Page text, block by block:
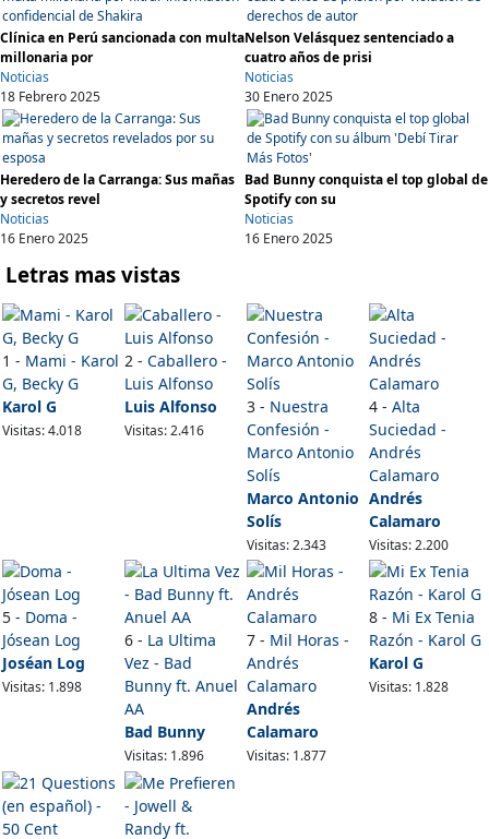
Clínica en Perú sancionada con multa
millonaria por
Noticias
18 Febrero 2025
Nelson Velásquez sentenciado a
cuatro años de prisi
Noticias
30 Enero 2025
Heredero de la Carranga: Sus mañas
y secretos revel
Noticias
16 Enero 2025
Bad Bunny conquista el top global de
Spotify con su
Noticias
16 Enero 2025
Letras mas vistas
1 - Mami - Karol
G, Becky G
Karol G
Visitas: 4.018
2 -Caballero -
Luis Alfonso
Luis Alfonso
Visitas: 2.416
3 - Nuestra
Confesión -
Marco Antonio
Solís
Marco Antonio
Solís
Visitas: 2.343
4 -Alta
Suciedad -
Andrés
Calamaro
Andrés
Calamaro
Visitas: 2.200
5 - Doma -
Jósean Log
Joséan Log
Visitas: 1.898
6 - La Ultima
Vez - Bad
Bunny ft. Anuel
AA
Bad Bunny
Visitas: 1.896
7 - Mil Horas -
Andrés
Calamaro
Andrés
Calamaro
Visitas: 1.877
8 - Mi Ex Tenia
Razón - Karol G
Karol G
Visitas: 1.828